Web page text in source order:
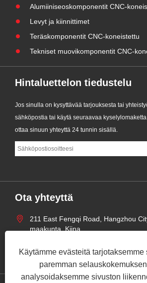
Käytämme evästeitä tarjotaksemme
paremman
analysoidaksemme sivuston
Alumiiniseoskomponentit CNC-
Levyt ja kiinnittimet
Teräskomponentit CNC-koneistettu
Tekniset muovikomponentit CNC-
Hintaluettelon tiedustelu
Jos sinulla on kysyttävää tarjouksesta tai
sähköpostia tai käytä seuraavaa
ottaa sinuun yhteyttä 24 tunnin sisällä.
Ota yhteyttä
211 East Fengqi Road, Hangzhou
maakunta, Kiina
zhaoyingjie@grandind.com